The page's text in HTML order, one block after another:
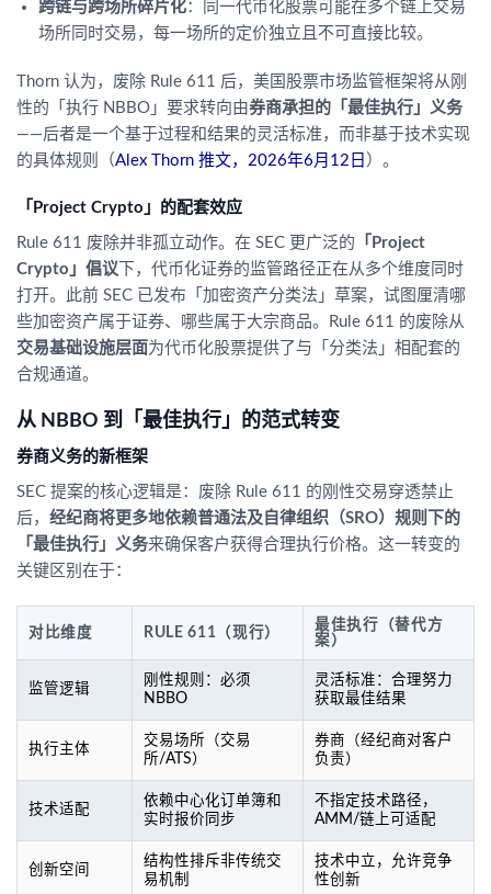
跨链与跨场所碎片化：同一代币化股票可能在多个链上交易
场所同时交易，每一场所的定价独立且不可直接比较。
Thorn 认为，废除 Rule 611 后，美国股票市场监管框架将从刚
性的「执行 NBBO」要求转向由券商承担的「最佳执行」义务
——后者是一个基于过程和结果的灵活标准，而非基于技术实现
的具体规则（Alex Thorn 推文，2026年6月12日 ）。
「Project Crypto」的配套效应
Rule 611 废除并非孤立动作。在 SEC 更广泛的 「Project
Crypto」倡议 下，代币化证券的监管路径正在从多个维度同时
打开。此前 SEC 已发布「加密资产分类法」草案，试图厘清哪
些加密资产属于证券、哪些属于大宗商品。Rule 611 的废除从
交易基础设施层面为代币化股票提供了与「分类法」相配套的
合规通道。
从 NBBO 到「最佳执行」的范式转变
券商义务的新框架
SEC 提案的核心逻辑是：废除 Rule 611 的刚性交易穿透禁止
后， 经纪商将更多地依赖普通法及自律组织（SRO）规则下的
「最佳执行」义务来确保客户获得合理执行价格。这一转变的
关键区别在于：
对比维度 RULE 611（现行）
最佳执行（替代方
案）
监管逻辑
刚性规则：必须
NBBO
灵活标准：合理努力
获取最佳结果
执行主体
交易场所（交易
所/ATS）
券商（经纪商对客户
负责）
技术适配
依赖中心化订单簿和
实时报价同步
不指定技术路径，
AMM/链上可适配
创新空间
结构性排斥非传统交
易机制
技术中立，允许竞争
性创新